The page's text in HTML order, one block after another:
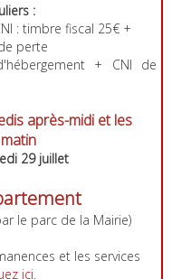
:
: timbre fiscal 25€ +
perte
+ CNI de
après-midi etles
29 juillet
le parc de la Mairie)
et les services
ici.